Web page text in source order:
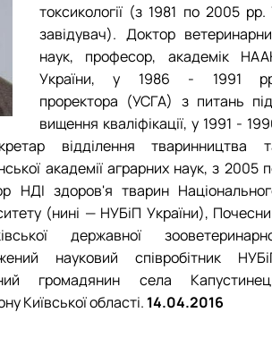
токсикології (з 1981 по 2005 рр.
завідувач). Доктор
наук, професор, академік
України, у 1986 - 1991
проректора (УСГА) з питань
вищення кваліфікації, у 1991 -
відділення тваринництва
академії аграр­них наук, з 2005
НДІ здоров'я тварин
(нині — НУБіП Украї­ни),
дер­жавної
науковий співро­бітник
громадянин села
Київської області. 14.04.2016